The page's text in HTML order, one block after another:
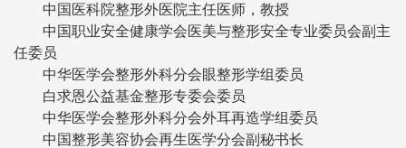
中国医科院整形外医院主任医师，教授
中国职业安全健康学会医美与整形安全专业委员会副主
任委员
中华医学会整形外科分会眼整形学组委员
白求恩公益基金整形专委会委员
中华医学会整形外科分会外耳再造学组委员
中国整形美容协会再生医学分会副秘书长